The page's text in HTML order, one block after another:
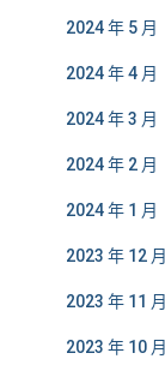
2024 年 5 月
2024 年 4 月
2024 年 3 月
2024 年 2 月
2024 年 1 月
2023 年 12 月
2023 年 11 月
2023 年 10 月